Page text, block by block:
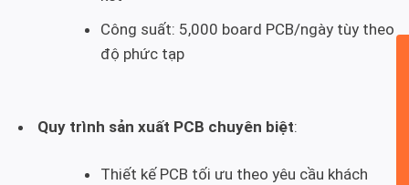
Công suất: 5,000 board PCB/ngày tùy theo
độ phức tạp
Quy trình sản xuất PCB chuyên biệt:
Thiết kế PCB tối ưu theo yêu cầu khách